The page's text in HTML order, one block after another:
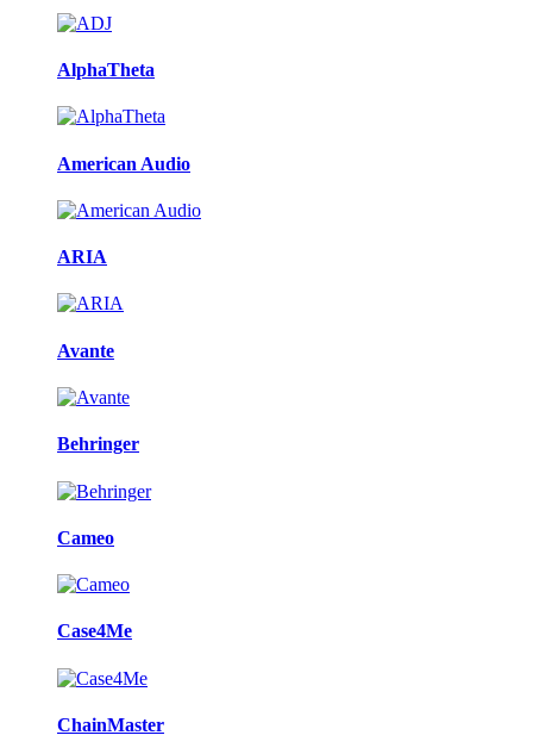
AlphaTheta
American Audio
ARIA
Avante
Behringer
Cameo
Case4Me
ChainMaster